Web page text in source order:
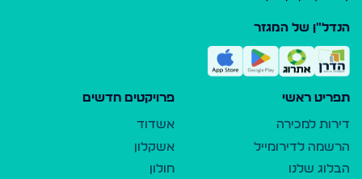
הנדל"ן של המגזר
תפריט ראשי
דירות למכירה
הרשמה לדירומייל
הבלוג שלנו
פרויקטים חדשים
אשדוד
אשקלון
חולון